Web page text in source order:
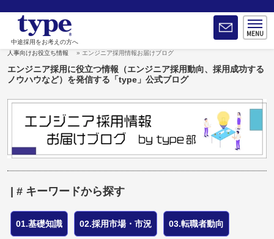
中途採用をお考えの方へ
人事向けお役立ち情報
エンジニア採用情報お届けブログ
エンジニア採用に役立つ情報（エンジニア採用動向、採用成功する
ノウハウなど）を発信する「type」公式ブログ
| # キーワードから探す
01.基礎知識 02.採用市場・市況 03.転職者動向